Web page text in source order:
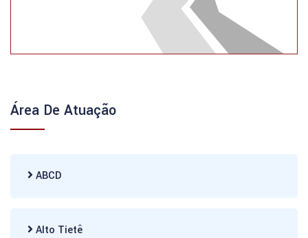
Área De Atuação
ABCD
Alto Tietê